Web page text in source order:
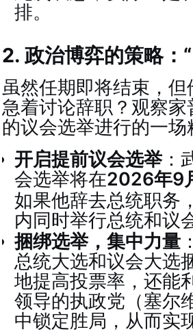
排。
2. 政治博弈的策略：
虽然任期即将结束，
急着讨论辞职？观察
的议会选举进行的一场
开启提前议会选举：
会选举将在2026年9
如果他辞去总统职务
内同时举行总统和议
捆绑选举，集中力量
总统大选和议会大选
地提高投票率，还能
领导的执政党（塞尔
中锁定胜局，从而实